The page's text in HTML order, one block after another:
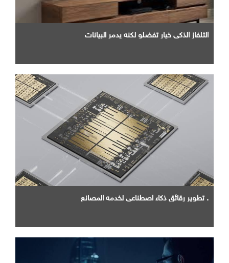
التلفاز الذكي خيار تفضلو لكنه يدمر البيانات
. تطوير رقائق ذكاء اصطناعي لخدمه المصانع